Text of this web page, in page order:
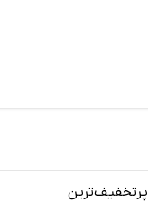
پرتخفیف‌ترین